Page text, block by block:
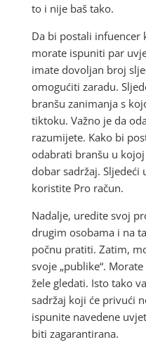
to i nije baš tako.
Da bi postali infuencer
morate ispuniti par
imate dovoljan broj
omogućiti zaradu.
branšu zanimanja s
tiktoku. Važno je da
razumijete. Kako bi
odabrati branšu u
dobar sadržaj. Sljedeći
koristite Pro račun.
Nadalje, uredite svoj
drugim osobama i na
počnu pratiti. Zatim,
svoje „publike“.
žele gledati. Isto tako
sadržaj koji će privući
ispunite navedene
biti zagarantirana.